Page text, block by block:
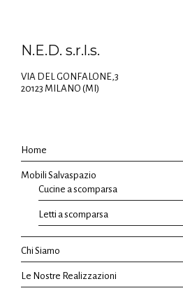
N.E.D. s.r.l.s.
VIA DEL GONFALONE,3
20123 MILANO (MI)
Home
Mobili Salvaspazio
Cucine a scomparsa
Letti a scomparsa
Chi Siamo
Le Nostre Realizzazioni